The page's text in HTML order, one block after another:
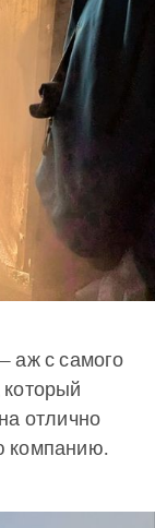
аж с самого
отлично
компанию.